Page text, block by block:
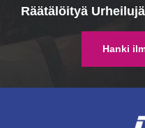
Räätälöityä
Hanki